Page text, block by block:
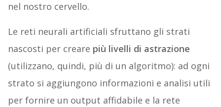
nel nostro cervello.
Le reti neurali artificiali sfruttano gli strati
nascosti per creare più livelli di astrazione
(utilizzano, quindi, più di un algoritmo): ad ogni
strato si aggiungono informazioni e analisi utili
per fornire un output affidabile e la rete